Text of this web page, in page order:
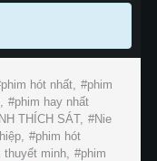
phim hót nhất,
phim
phim hay nhất
THÍCH SÁT,
Nie
phim hót
thuyết minh,
phim